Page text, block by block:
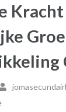
Kracht